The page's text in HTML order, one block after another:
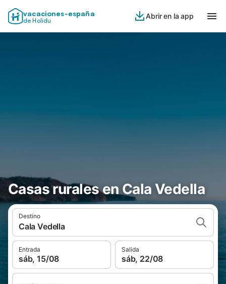
vacaciones-españa
de Holidu
Abrir en la app
Casas rurales en Cala Vedella
Destino
Cala Vedella
Entrada
sáb, 15/08
Salida
sáb, 22/08